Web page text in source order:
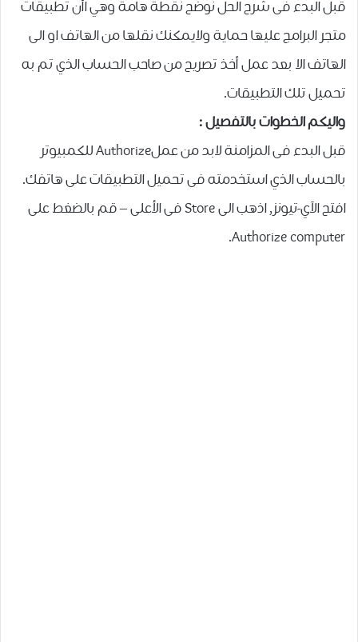
قبل البدء فى شرح الحل نوضح نقطة هامة وهي اأن تطبيقات
متجر البرامج عليها حماية ولايمكنك نقلها من الهاتف او الى
الهاتف الا بعد عمل أخذ تصريح من صاحب الحساب الذي تم به
تحميل تلك التطبيقات.
واليكم الخطوات بالتفصيل :
قبل البدء فى المزامنة لابد من عملAuthorize للكمبيوتر
بالحساب الذي استخدمته فى تحميل التطبيقات على هاتفك.
افتح الآي-تيونز, اذهب الى Store فى الأعلى – قم بالضغط على
Authorize computer.